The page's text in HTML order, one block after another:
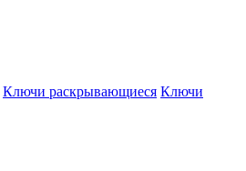
Ключи раскрывающиеся Ключи